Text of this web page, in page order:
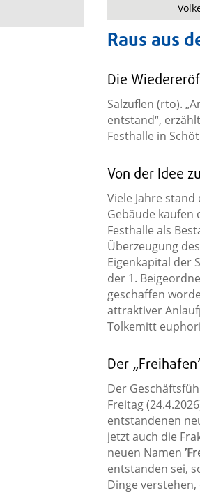
Raus aus
Die
Salzuflen (rto).
entstand“,
Festhalle in
Von der Idee
Viele Jahre
Gebäude kaufen
Festhalle als
Überzeugung
Eigenkapital der
der 1.
geschaffen
attraktiver
Tolkemitt
Der
Der
Freitag
entstandenen
jetzt auch die
neuen Namen
entstanden sei,
Dinge